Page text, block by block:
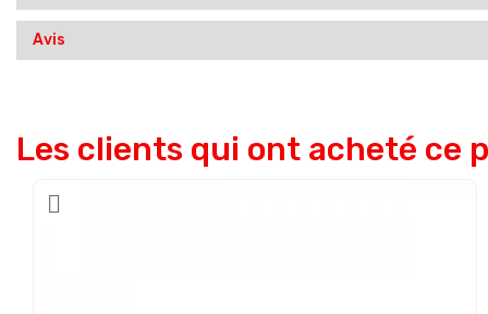
Avis
Les clients qui ont acheté ce